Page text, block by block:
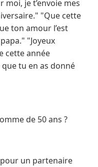
je t’envoie mes
"Que cette
ton amour l’est
"Joyeux
cette année
tu en as donné
de 50 ans ?
un partenaire